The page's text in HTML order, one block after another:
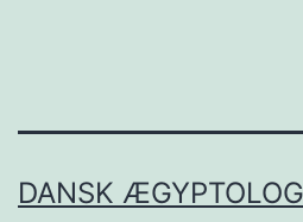
DANSK